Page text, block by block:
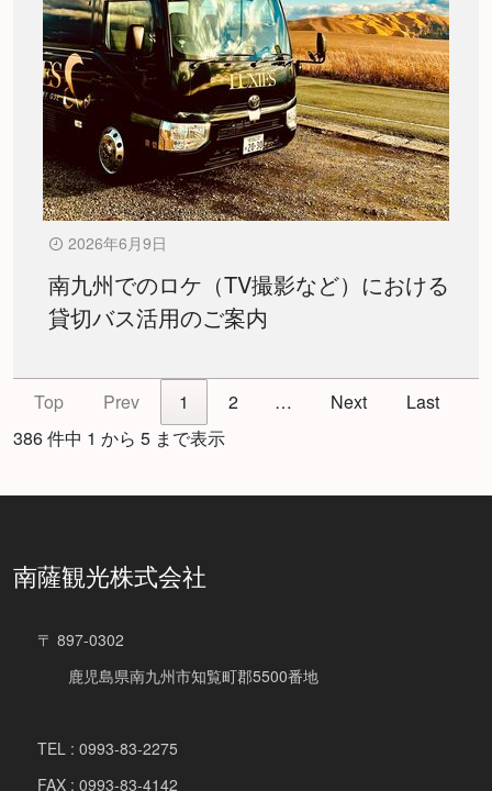
2026年6月9日
南九州でのロケ（TV撮影など）における
貸切バス活用のご案内
Top Prev 1 2 … Next
Last
386 件中 1 から 5 まで表示
南薩観光株式会社
〒 897-0302
鹿児島県南九州市知覧町郡5500番地
TEL : 0993-83-2275
FAX : 0993-83-4142